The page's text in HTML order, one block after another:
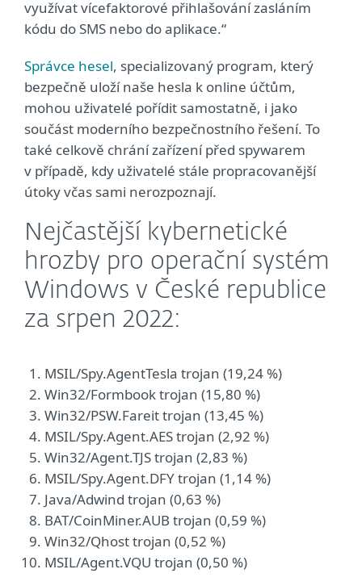
využívat vícefaktorové přihlašování zasláním
kódu do SMS nebo do aplikace.“
Správce hesel, specializovaný program, který
bezpečně uloží naše hesla k online účtům,
mohou uživatelé pořídit samostatně, i jako
součást moderního bezpečnostního řešení. To
také celkově chrání zařízení před spywarem
v případě, kdy uživatelé stále propracovanější
útoky včas sami nerozpoznají.
Nejčastější kybernetické
hrozby pro operační systém
Windows v České republice
za srpen 2022:
MSIL/Spy.AgentTesla trojan (19,24 %)
Win32/Formbook trojan (15,80 %)
Win32/PSW.Fareit trojan (13,45 %)
MSIL/Spy.Agent.AES trojan (2,92 %)
Win32/Agent.TJS trojan (2,83 %)
MSIL/Spy.Agent.DFY trojan (1,14 %)
Java/Adwind trojan (0,63 %)
BAT/CoinMiner.AUB trojan (0,59 %)
Win32/Qhost trojan (0,52 %)
MSIL/Agent.VQU trojan (0,50 %)